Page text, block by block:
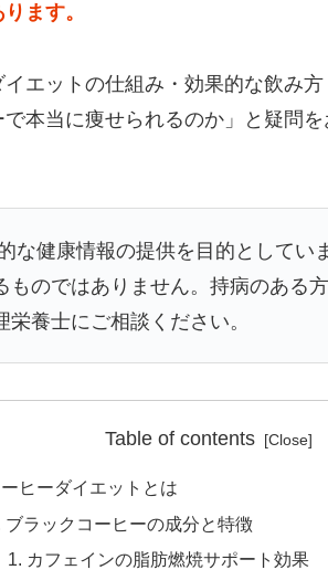
ます。
エットの仕組み・効果的な飲み
本当に痩せられるのか」と疑問
な健康情報の提供を目的としてい
ものではありません。持病のある
養士にご相談ください。
Table of contents
ヒーダイエットとは
ブラックコーヒーの成分と特徴
カフェインの脂肪燃焼サポート効果